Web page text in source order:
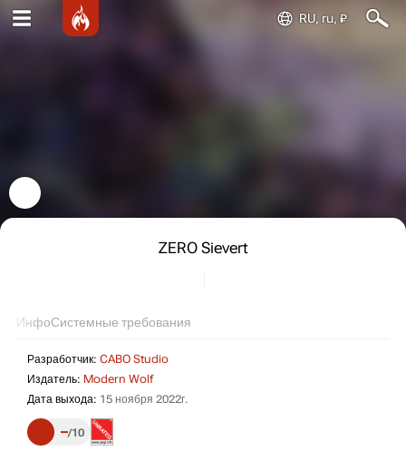
RU, ru, ₽
ZERO Sievert
ИнфоСистемные требования
Разработчик: CABO Studio
Издатель: Modern Wolf
Дата выхода: 15 ноября 2022г.
– 10